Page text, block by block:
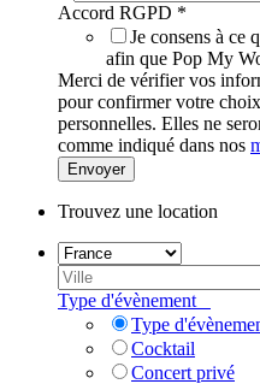
Accord RGPD *
Je consens à ce
afin que Pop My
Merci de vérifier vos
pour confirmer votre
personnelles. Elles ne
comme indiqué dans nos
Envoyer
Trouvez une location
Type d'évènement
Type
Cocktail
Concert privé